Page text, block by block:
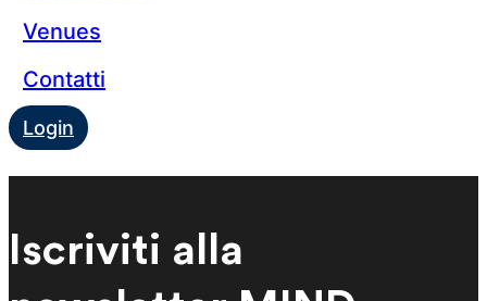
Venues
Contatti
Login
Iscriviti alla